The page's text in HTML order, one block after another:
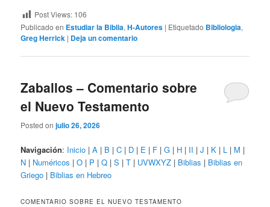
Post Views: 106
Publicado en Estudiar la Biblia,H-Autores | Etiquetado Bibliologia,
Greg Herrick | Deja un comentario
Zaballos – Comentario sobre
el Nuevo Testamento
Posted onjulio 26, 2026
Navigación: Inicio |A | B |C | D | E | F |G | H | II |J | K | L | M |
N | Numéricos |O | P |Q |S |T | UVWXYZ | Biblias | Biblias en
Griego | Biblias en Hebreo
COMENTARIO SOBRE EL NUEVO TESTAMENTO